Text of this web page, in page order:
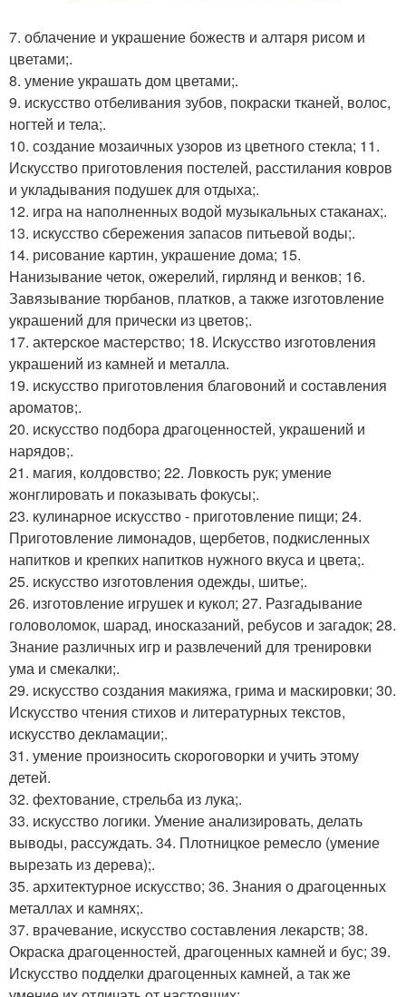
7. облачение и украшение божеств и алтаря рисом и
цветами;.
8. умение украшать дом цветами;.
9. искусство отбеливания зубов, покраски тканей, волос,
ногтей и тела;.
10. создание мозаичных узоров из цветного стекла; 11.
Искусство приготовления постелей, расстилания ковров
и укладывания подушек для отдыха;.
12. игра на наполненных водой музыкальных стаканах;.
13. искусство сбережения запасов питьевой воды;.
14. рисование картин, украшение дома; 15.
Нанизывание четок, ожерелий, гирлянд и венков; 16.
Завязывание тюрбанов, платков, а также изготовление
украшений для прически из цветов;.
17. актерское мастерство; 18. Искусство изготовления
украшений из камней и металла.
19. искусство приготовления благовоний и составления
ароматов;.
20. искусство подбора драгоценностей, украшений и
нарядов;.
21. магия, колдовство; 22. Ловкость рук; умение
жонглировать и показывать фокусы;.
23. кулинарное искусство - приготовление пищи; 24.
Приготовление лимонадов, щербетов, подкисленных
напитков и крепких напитков нужного вкуса и цвета;.
25. искусство изготовления одежды, шитье;.
26. изготовление игрушек и кукол; 27. Разгадывание
головоломок, шарад, иносказаний, ребусов и загадок; 28.
Знание различных игр и развлечений для тренировки
ума и смекалки;.
29. искусство создания макияжа, грима и маскировки; 30.
Искусство чтения стихов и литературных текстов,
искусство декламации;.
31. умение произносить скороговорки и учить этому
детей.
32. фехтование, стрельба из лука;.
33. искусство логики. Умение анализировать, делать
выводы, рассуждать. 34. Плотницкое ремесло (умение
вырезать из дерева);.
35. архитектурное искусство; 36. Знания о драгоценных
металлах и камнях;.
37. врачевание, искусство составления лекарств; 38.
Окраска драгоценностей, драгоценных камней и бус; 39.
Искусство подделки драгоценных камней, а так же